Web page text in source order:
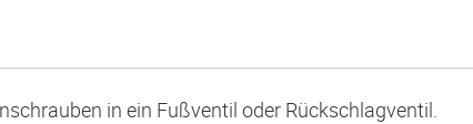
in ein Fußventil oder Rückschlagventil.